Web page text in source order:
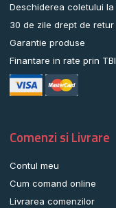
Deschiderea coletului la
30 de zile drept de retur
Garantie produse
Finantare in rate prin TBI
Comenzi si Livrare
Contul meu
Cum comand online
Livrarea comenzilor